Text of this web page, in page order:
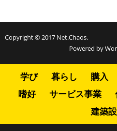
Copyright © 2017 Net.Chaos.
Powered by
学び 暮らし 購入
嗜好
サービス事業
建築